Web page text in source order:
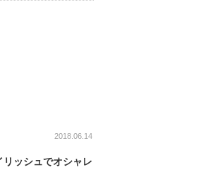
2018.06.14
リッシュでオシャレ